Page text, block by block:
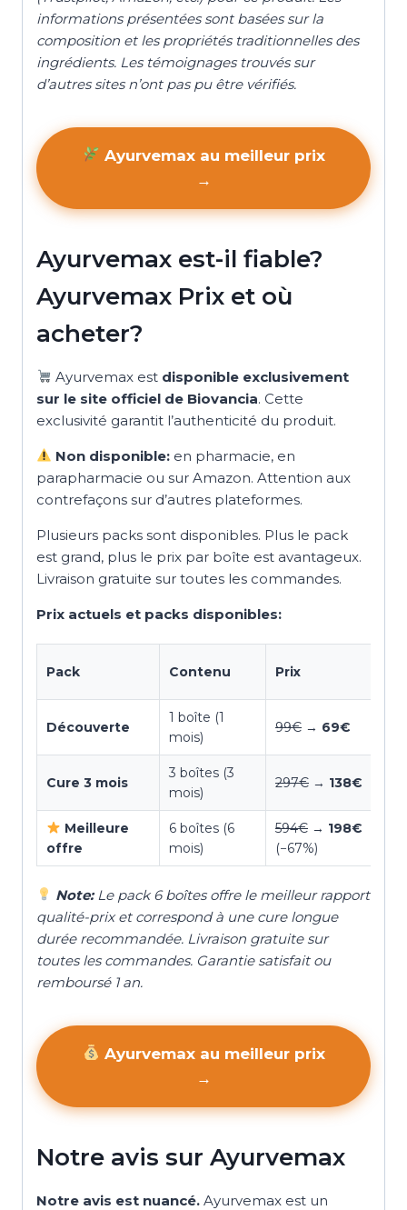
informations présentées sont basées sur la
composition et les propriétés traditionnelles des
ingrédients. Les témoignages trouvés sur
d’autres sites n’ont pas pu être vérifiés.
Ayurvemax au meilleur prix
→
Ayurvemax est-il fiable?
Ayurvemax Prix et où
acheter?
Ayurvemax est disponible exclusivement
sur le site officiel de Biovancia. Cette
exclusivité garantit l’authenticité du produit.
Non disponible: en pharmacie, en
parapharmacie ou sur Amazon. Attention aux
contrefaçons sur d’autres plateformes.
Plusieurs packs sont disponibles. Plus le pack
est grand, plus le prix par boîte est avantageux.
Livraison gratuite sur toutes les commandes.
Prix actuels et packs disponibles:
Pack Contenu Prix
Découverte
1 boîte (1
mois)
99€ → 69€
Cure 3 mois
3 boîtes (3
mois)
297€ → 138€
Meilleure
offre
6 boîtes (6
mois)
594€ → 198€
(−67%)
Note:Le pack 6 boîtes offre le meilleur rapport
qualité-prix et correspond à une cure longue
durée recommandée. Livraison gratuite sur
toutes les commandes. Garantie satisfait ou
remboursé 1 an.
Ayurvemax au meilleur prix
→
Notre avis sur Ayurvemax
Notre avis est nuancé. Ayurvemax est un